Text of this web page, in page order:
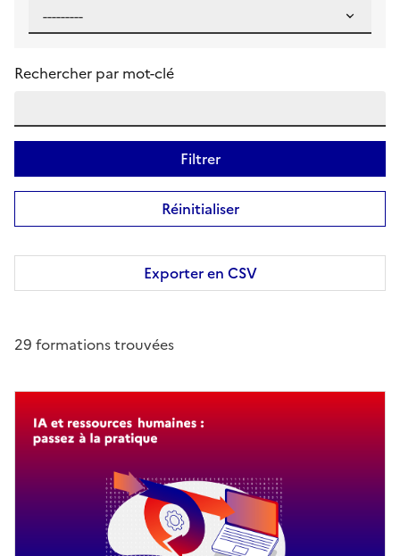
Rechercher par mot-clé
Filtrer
Réinitialiser
Exporter en CSV
29 formations trouvées